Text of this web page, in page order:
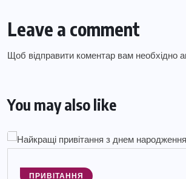
Leave a comment
Щоб відправити коментар вам необхідно
You may also like
ПРИВІТАННЯ